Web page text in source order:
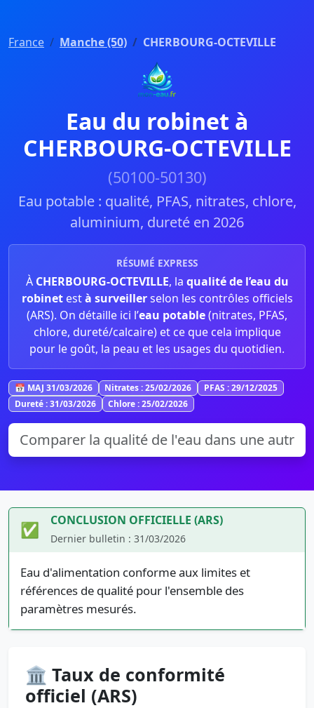
France Manche (50) CHERBOURG-OCTEVILLE
Eau du robinet à
CHERBOURG-OCTEVILLE
(50100-50130)
Eau potable : qualité, PFAS, nitrates, chlore,
aluminium, dureté en 2026
RÉSUMÉ EXPRESS
À CHERBOURG-OCTEVILLE, la qualité de l’eau du
robinetestà surveillerselon les contrôles officiels
(ARS). On détaille ici l’eau potable(nitrates, PFAS,
chlore, dureté/calcaire) et ce que cela implique
pour le goût, la peau et les usages du quotidien.
📅 MAJ 31/03/2026 Nitrates : 25/02/2026
PFAS : 29/12/2025
Dureté : 31/03/2026
Chlore : 25/02/2026
✅ CONCLUSION OFFICIELLE (ARS)
Dernier bulletin : 31/03/2026
Eau d'alimentation conforme aux limites et
références de qualité pour l'ensemble des
paramètres mesurés.
🏛️ Taux de conformité
officiel (ARS)